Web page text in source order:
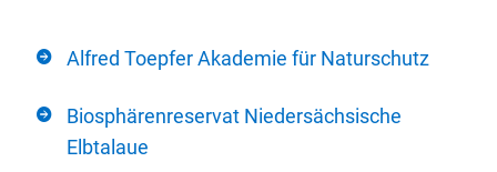
Alfred Toepfer Akademie für Naturschutz
Biosphärenreservat Niedersächsische
Elbtalaue